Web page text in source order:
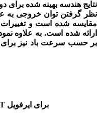
نظر گرفتن توان خروجی به
مقایسه شده است و
ارائه شده است. به علاوه
بر حسب سرعت باد نیز برای